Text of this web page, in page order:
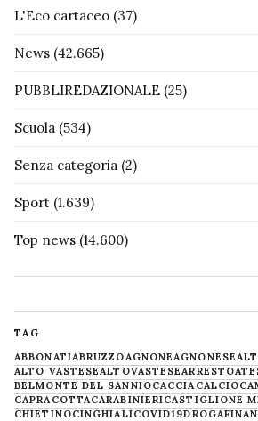
L'Eco cartaceo (37)
News (42.665)
PUBBLIREDAZIONALE (25)
Scuola (534)
Senza categoria (2)
Sport (1.639)
Top news (14.600)
TAG
ABBONATIABRUZZOAGNONEAGNONESE
ALTO VASTESEALTOVASTESEARRESTO
BELMONTE DEL SANNIOCACCIACALCIO
CAPRACOTTACARABINIERICASTIGLIONE
CHIETINOCINGHIALICOVID19DROGA